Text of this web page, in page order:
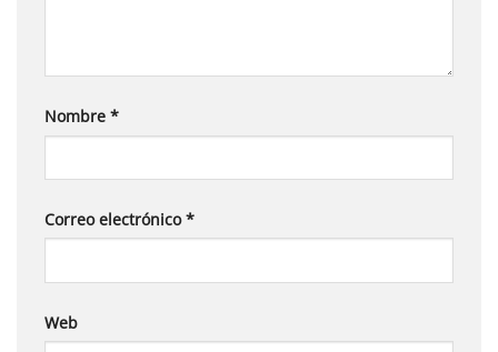
Nombre *
Correo electrónico*
Web